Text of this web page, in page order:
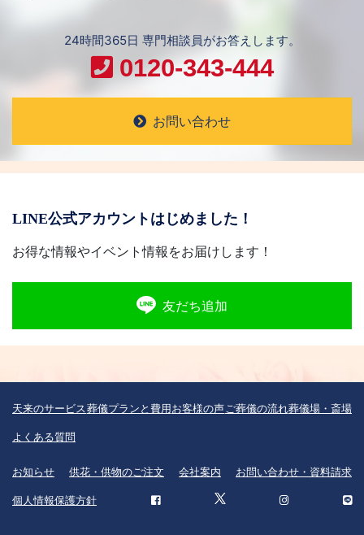
24時間365日 専門相談員がお答えします。
0120-343-444
お問い合わせ
LINE公式アカウントはじめました！
お得な情報やイベント情報をお届けします！
友だち追加
天来のサービス葬儀プランと費用お客様の声 ご葬儀の流れ葬儀場・斎場
よくある質問
お知らせ 供花・供物のご注文 会社案内 お問い合わせ・資料請求
個人情報保護方針